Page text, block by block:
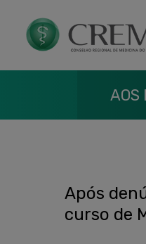
AOS
Após
curso de